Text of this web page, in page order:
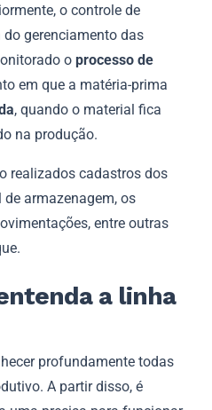
o controle de
gerenciamento das
o processo de
em que a matéria-prima
, quando o material fica
na produção.
realizados cadastros dos
armazenagem, os
entre outras
a linha
profundamente todas
A partir disso, é